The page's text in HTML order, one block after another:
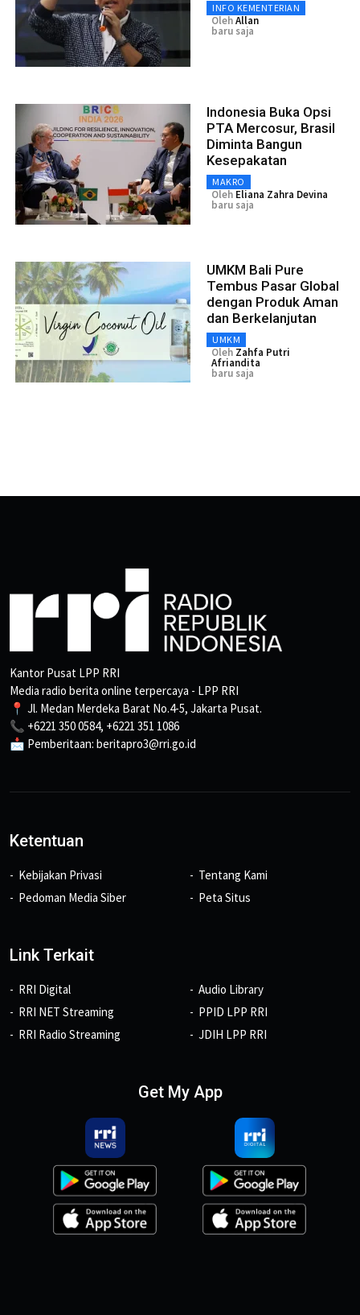
INFO KEMENTERIAN
OlehAllan
baru saja
Indonesia Buka Opsi
PTA Mercosur, Brasil
Diminta Bangun
Kesepakatan
MAKRO
Oleh Eliana Zahra Devina
baru saja
UMKM Bali Pure
Tembus Pasar Global
dengan Produk Aman
dan Berkelanjutan
UMKM
Oleh Zahfa Putri
Afriandita
baru saja
Kantor Pusat LPP RRI
Media radio berita online terpercaya - LPP RRI
📍 Jl. Medan Merdeka Barat No.4-5, Jakarta Pusat.
📞 +6221 350 0584, +6221 351 1086
📩 Pemberitaan: beritapro3@rri.go.id
Ketentuan
Kebijakan Privasi
Pedoman Media Siber
Tentang Kami
Peta Situs
Link Terkait
RRI Digital
RRI NET Streaming
RRI Radio Streaming
Audio Library
PPID LPP RRI
JDIH LPP RRI
Get My App